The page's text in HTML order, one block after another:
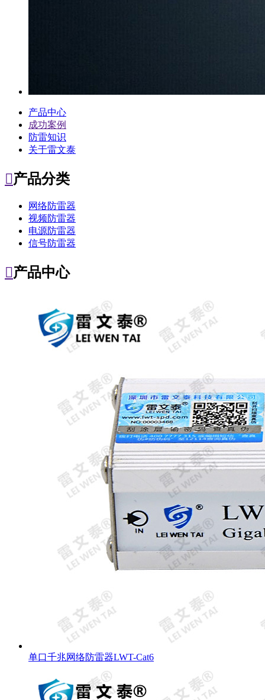
产品中心
成功案例
防雷知识
关于雷文泰
产品分类
网络防雷器
视频防雷器
电源防雷器
信号防雷器
产品中心
单口千兆网络防雷器LWT-Cat6